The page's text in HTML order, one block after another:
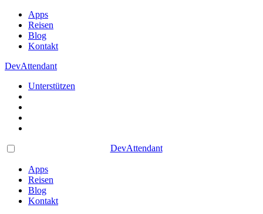
Apps
Reisen
Blog
Kontakt
DevAttendant
Unterstützen
DevAttendant
Apps
Reisen
Blog
Kontakt